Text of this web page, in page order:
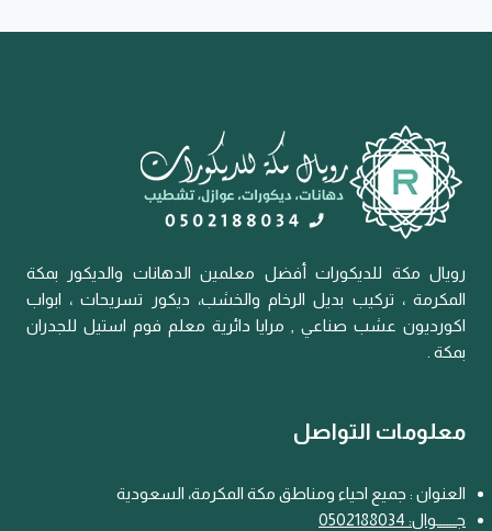
رويال مكة للديكورات أفضل معلمين الدهانات والديكور بمكة
المكرمة ، تركيب بديل الرخام والخشب، ديكور تسريحات ، ابواب
اكورديون عشب صناعي , مرايا دائرية معلم فوم استيل للجدران
بمكة .
معلومات التواصل
العنوان : جميع احياء ومناطق مكة المكرمة، السعودية
جـــ
ــوال: 0502188034